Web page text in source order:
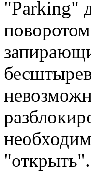
"Parking"
"открыть".